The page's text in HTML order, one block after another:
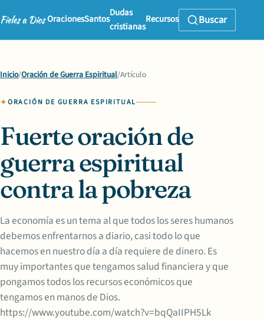
OracionesSantos
Dudas
cristianas
Recursos Buscar
Inicio/Oración de Guerra Espiritual/Artículo
ORACIÓN DE GUERRA ESPIRITUAL
Fuerte oración de
guerra espiritual
contra la pobreza
La economía es un tema al que todos los seres humanos
debemos enfrentarnos a diario, casi todo lo que
hacemos en nuestro día a día requiere de dinero. Es
muy importantes que tengamos salud financiera y que
pongamos todos los recursos económicos que
tengamos en manos de Dios.
https://www.youtube.com/watch?v=bqQaIIPH5Lk